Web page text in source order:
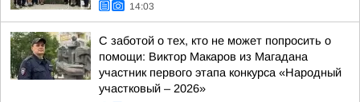
14:03
С заботой о тех, кто не может попросить о
помощи: Виктор Макаров из Магадана
участник первого этапа конкурса «Народный
участковый – 2026»